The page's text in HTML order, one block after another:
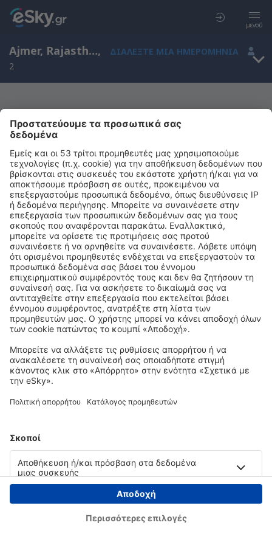
μενού
Ajmer, Rajasthan, Ινδία,
ΔΙΑΛΈΞΤΕ ΜΙΑ ΗΜΕΡΟΜΗΝΊΑ
2
Δεν βρέθηκαν αποτελέσματα για αυτά
τα κριτήρια φίλτρων
Αλλάξτε τα κριτήρια του φίλτρου ή κάντε εκκαθάριση όλων των
φίλτρων
Εκκαθάριση όλων των φίλτρων